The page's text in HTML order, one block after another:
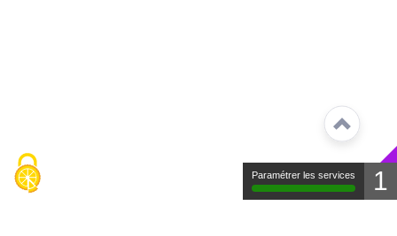
Paramétrer les services 1